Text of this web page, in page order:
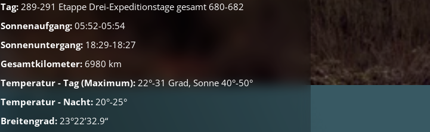
Tag: 289-291 Etappe Drei-Expeditionstage gesamt 680-682
Sonnenaufgang: 05:52-05:54
Sonnenuntergang: 18:29-18:27
Gesamtkilometer: 6980 km
Temperatur - Tag (Maximum): 22°-31 Grad, Sonne 40°-50°
Temperatur - Nacht: 20°-25°
Breitengrad: 23°22’32.9“